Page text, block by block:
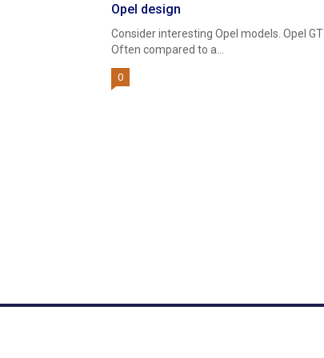
Opel design
Consider interesting Opel models. Opel GT
Often compared to a...
0